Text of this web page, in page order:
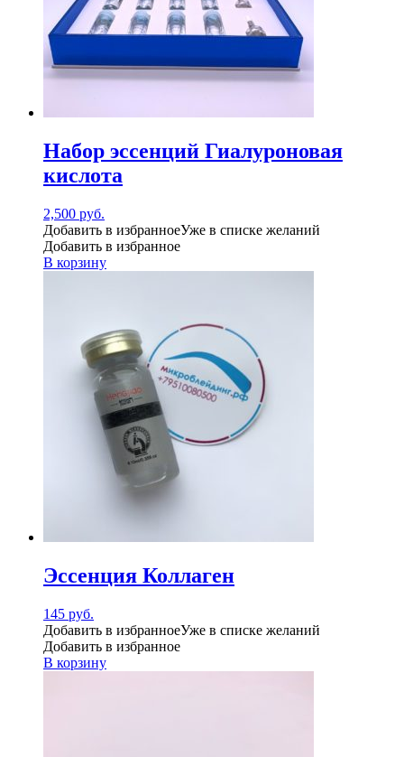
Набор эссенций Гиалуроновая
кислота
2,500 руб.
Добавить в избранноеУже в списке желаний
Добавить в избранное
В корзину
Эссенция Коллаген
145 руб.
Добавить в избранноеУже в списке желаний
Добавить в избранное
В корзину